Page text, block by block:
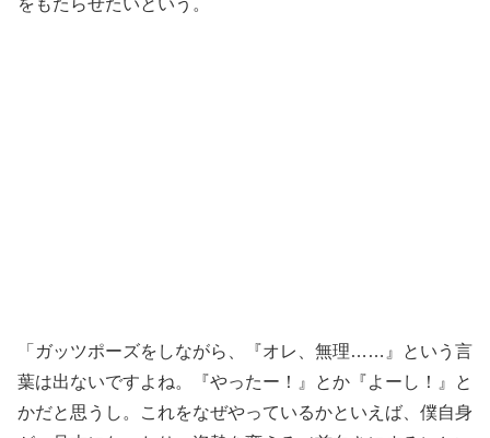
をもたらせたいという。
「ガッツポーズをしながら、『オレ、無理……』という言
葉は出ないですよね。『やったー！』とか『よーし！』と
かだと思うし。これをなぜやっているかといえば、僕自身